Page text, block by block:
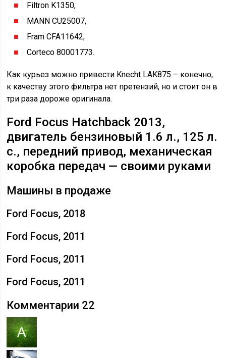
Filtron K1350,
MANN CU25007,
Fram CFA11642,
Corteco 80001773.
Как курьез можно привести Knecht LAK875 – конечно,
к качеству этого фильтра нет претензий, но и стоит он в
три раза дороже оригинала.
Ford Focus Hatchback 2013,
двигатель бензиновый 1.6 л., 125 л.
с., передний привод, механическая
коробка передач — своими руками
Машины в продаже
Ford Focus, 2018
Ford Focus, 2011
Ford Focus, 2011
Ford Focus, 2011
Комментарии 22